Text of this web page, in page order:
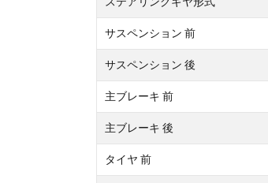
サスペンション 前
サスペンション 後
主ブレーキ 前
主ブレーキ 後
タイヤ 前